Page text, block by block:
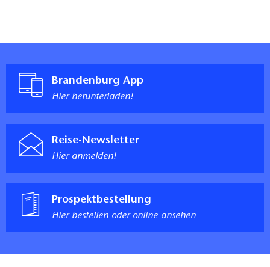
Brandenburg App
Hier herunterladen!
Reise-Newsletter
Hier anmelden!
Prospektbestellung
Hier bestellen oder online ansehen